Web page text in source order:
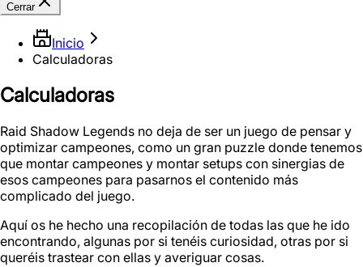
Cerrar
Inicio
Calculadoras
Calculadoras
Raid Shadow Legends no deja de ser un juego de pensar y
optimizar campeones, como un gran puzzle donde tenemos
que montar campeones y montar setups con sinergias de
esos campeones para pasarnos el contenido más
complicado del juego.
Aquí os he hecho una recopilación de todas las que he ido
encontrando, algunas por si tenéis curiosidad, otras por si
queréis trastear con ellas y averiguar cosas.